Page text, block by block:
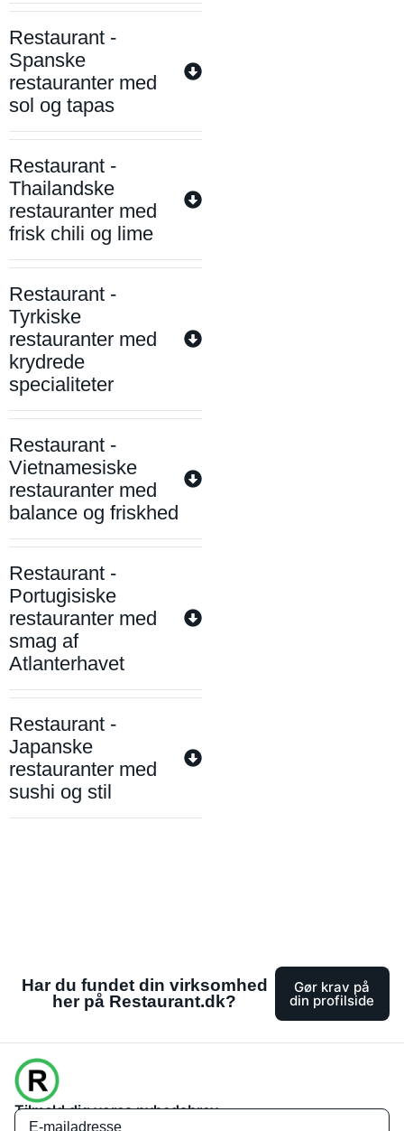
Restaurant -
Spanske
restauranter med
sol og tapas
Restaurant -
Thailandske
restauranter med
frisk chili og lime
Restaurant -
Tyrkiske
restauranter med
krydrede
specialiteter
Restaurant -
Vietnamesiske
restauranter med
balance og friskhed
Restaurant -
Portugisiske
restauranter med
smag af
Atlanterhavet
Restaurant -
Japanske
restauranter med
sushi og stil
Har du fundet din virksomhed
her på Restaurant.dk?
Gør krav på
din profilside
Tilmeld dig vores nyhedsbrev